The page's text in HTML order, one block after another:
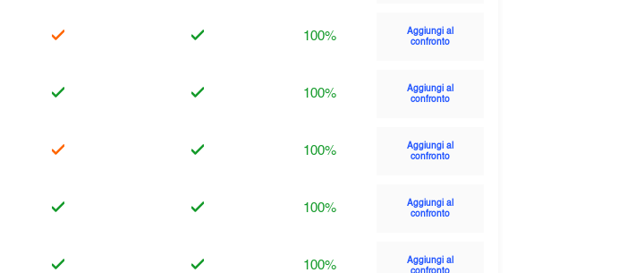
100%
Aggiungi al
confronto
100%
Aggiungi al
confronto
100%
Aggiungi al
confronto
100%
Aggiungi al
confronto
100%
Aggiungi al
confronto